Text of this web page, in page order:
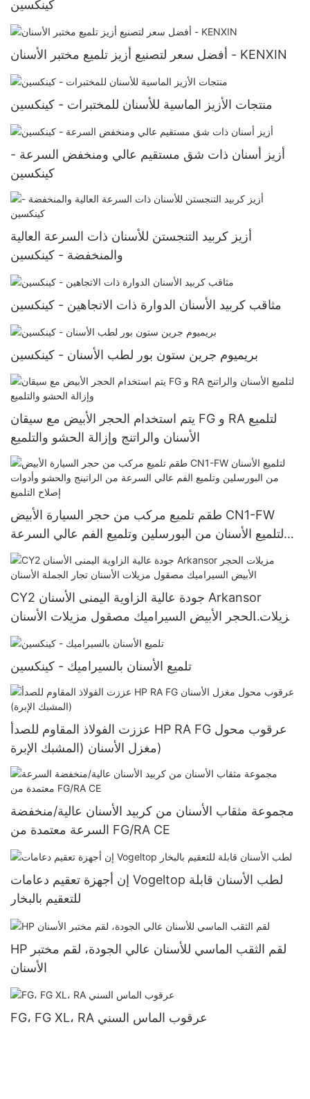
كينكسين
أفضل سعر لتصنيع أزيز تلميع مختبر الأسنان - KENXIN
منتجات الأزيز الماسية للأسنان للمختبرات - كينكسين
أزيز أسنان ذات شق مستقيم عالي ومنخفض السرعة -
كينكسين
أزيز كربيد التنجستن للأسنان ذات السرعة العالية
والمنخفضة - كينكسين
مثاقب كربيد الأسنان الدوارة ذات الاتجاهين - كينكسين
بريميوم جرين ستون بور لطب الأسنان - كينكسين
يتم استخدام الحجر الأبيض مع سيقان FG و RA لتلميع
الأسنان والراتنج وإزالة الحشو والتلميع
طقم تلميع مركب من حجر السيارة الأبيض CN1-FW
لتلميع الأسنان من البورسلين وتلميع الفم عالي السرعة
من الراتينج والحشو وأدوات إصلاح التلميع
CY2 جودة عالية الزاوية اليمنى الأسنان Arkansor
مزيلات الحجر الأبيض السيراميك مصقول مزيلات الأسنان
تجار الجملة الأسنان
تلميع الأسنان بالسيراميك - كينكسين
عززت الفولاذ المقاوم للصدأ HP RA FG عرقوب محول
مغزل الأسنان (المشبك الإبرة)
مجموعة مثقاب الأسنان من كربيد الأسنان عالية/منخفضة
السرعة معتمدة من FG/RA CE
إن أجهزة تعقيم دعامات Vogeltop لطب الأسنان قابلة
للتعقيم بالبخار
HP لقم الثقب الماسي للأسنان عالي الجودة، لقم مختبر
الأسنان
FG، FG XL، RA عرقوب الماس السني